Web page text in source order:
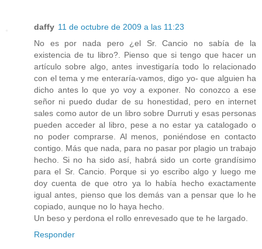
daffy 11 de octubre de 2009 a las 11:23
No es por nada pero ¿el Sr. Cancio no sabía de la
existencia de tu libro?. Pienso que si tengo que hacer un
artículo sobre algo, antes investigaría todo lo relacionado
con el tema y me enteraría-vamos, digo yo- que alguien ha
dicho antes lo que yo voy a exponer. No conozco a ese
señor ni puedo dudar de su honestidad, pero en internet
sales como autor de un libro sobre Durruti y esas personas
pueden acceder al libro, pese a no estar ya catalogado o
no poder comprarse. Al menos, poniéndose en contacto
contigo. Más que nada, para no pasar por plagio un trabajo
hecho. Si no ha sido así, habrá sido un corte grandísimo
para el Sr. Cancio. Porque si yo escribo algo y luego me
doy cuenta de que otro ya lo había hecho exactamente
igual antes, pienso que los demás van a pensar que lo he
copiado, aunque no lo haya hecho.
Un beso y perdona el rollo enrevesado que te he largado.
Responder